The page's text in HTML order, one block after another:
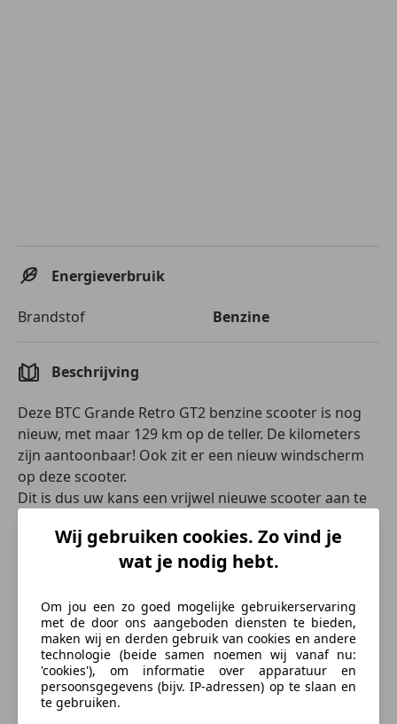
Energieverbruik
Brandstof Benzine
Beschrijving
Deze BTC Grande Retro GT2 benzine scooter is nog
nieuw, met maar 129 km op de teller. De kilometers
zijn aantoonbaar! Ook zit er een nieuw windscherm
op deze scooter.
Dit is dus uw kans een vrijwel nieuwe scooter aan te
goedkoop rijden!
U bent altijd van harte welkom en de koffie smaakt
heerlijk bij ons.
Mocht u graag een voertuig willen komen
bewonderen dan is het maken van een afspraak geen
verplichting, maar wel aan te raden.
meer
Verzekering
Wij gebruiken cookies. Zo vind je
wat je nodig hebt.
Om jou een zo goed mogelijke gebruikerservaring
met de door ons aangeboden diensten te bieden,
maken wij en derden gebruik van cookies en andere
technologie (beide samen noemen wij vanaf nu:
'cookies'), om informatie over apparatuur en
persoonsgegevens (bijv. IP-adressen) op te slaan en
te gebruiken.